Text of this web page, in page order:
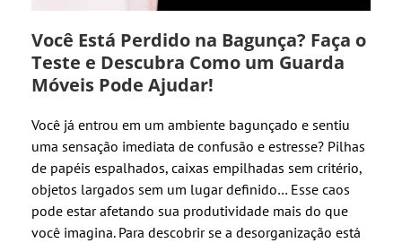
Você Está Perdido na Bagunça? Faça o
Teste e Descubra Como um Guarda
Móveis Pode Ajudar!
Você já entrou em um ambiente bagunçado e sentiu
uma sensação imediata de confusão e estresse? Pilhas
de papéis espalhados, caixas empilhadas sem critério,
objetos largados sem um lugar definido… Esse caos
pode estar afetando sua produtividade mais do que
você imagina. Para descobrir se a desorganização está